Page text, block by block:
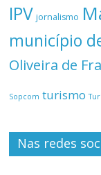
IPV jornalismo
município
Oliveira de
Sopcom turismo
Nas redes